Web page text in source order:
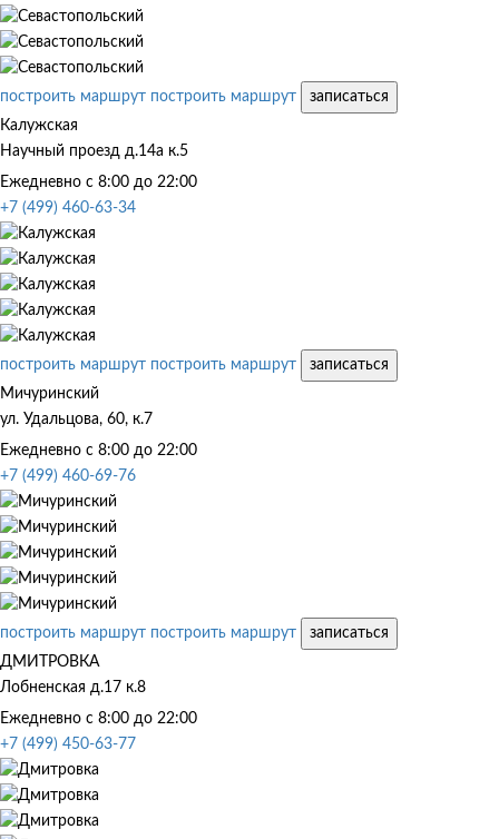
построить маршрут построить маршрут
записаться
Калужская
Научный проезд д.14а к.5
Ежедневно с 8:00 до 22:00
+7 (499) 460-63-34
построить маршрут построить маршрут
записаться
Мичуринский
ул. Удальцова, 60, к.7
Ежедневно с 8:00 до 22:00
+7 (499) 460-69-76
построить маршрут построить маршрут
записаться
ДМИТРОВКА
Лобненская д.17 к.8
Ежедневно с 8:00 до 22:00
+7 (499) 450-63-77